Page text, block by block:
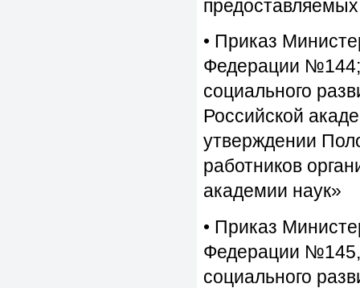
• Приказ
Федерации №144;
социального
Российской
утверждении
работников
академии наук»
• Приказ
Федерации №145,
социального